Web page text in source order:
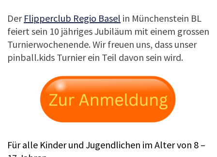
Der Flipperclub Regio Basel in Münchenstein BL
feiert sein 10 jähriges Jubiläum mit einem grossen
Turnierwochenende. Wir freuen uns, dass unser
pinball.kids Turnier ein Teil davon sein wird.
Für alle Kinder und Jugendlichen im Alter von 8 –